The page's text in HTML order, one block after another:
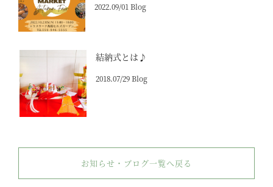
2022.09/01 Blog
結納式とは♪
2018.07/29 Blog
お知らせ・ブログ一覧へ戻る